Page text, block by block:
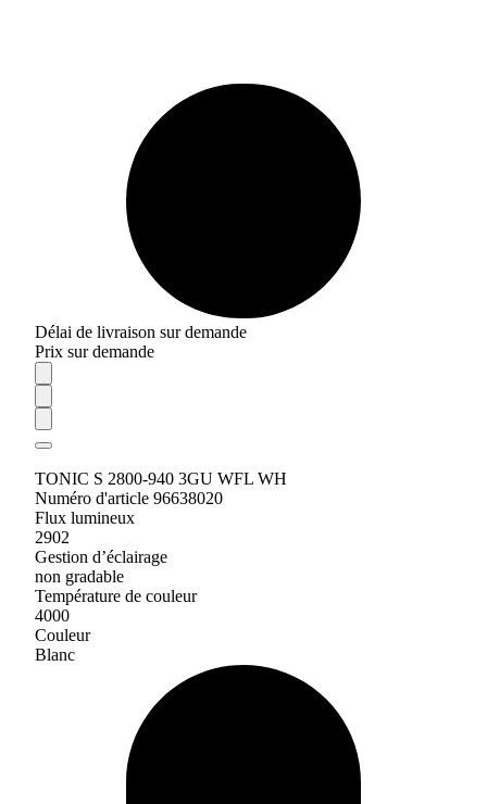
Délai de livraison sur demande
Prix sur demande
TONIC S 2800-940 3GU WFL WH
Numéro d'article 96638020
Flux lumineux
2902
Gestion d’éclairage
non gradable
Température de couleur
4000
Couleur
Blanc